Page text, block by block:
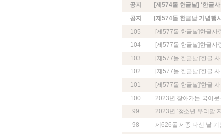
공지
[제574돌 한글날] ‘한글
공지
[제574돌 한글날 기념행
105
[제577돌 한글날]한글사
104
[제577돌 한글날]한글사
103
[제577돌 한글날]'한글
102
[제577돌 한글날]'한글
101
[제577돌 한글날]'한글
100
2023년 찾아가는 국어
99
2023년 ‘청소년 우리말
98
제626돌 세종 나신 날